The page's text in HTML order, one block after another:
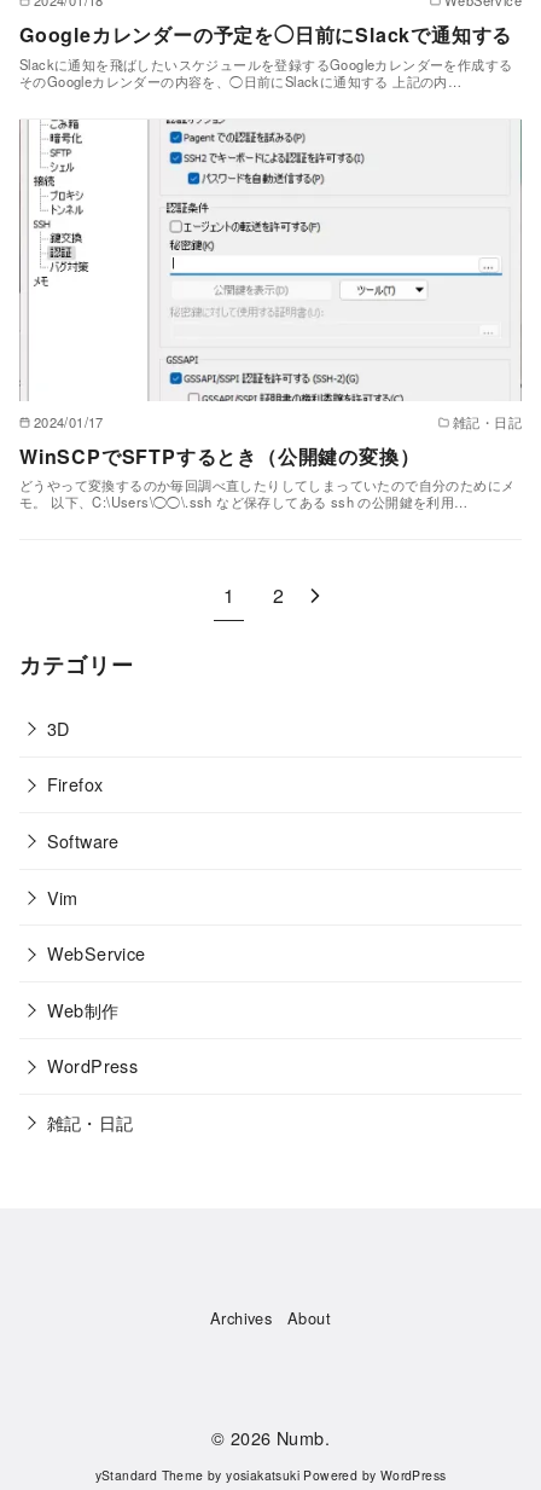
Googleカレンダーの予定を◯日前にSlackで通知する
Slackに通知を飛ばしたいスケジュールを登録するGoogleカレンダーを作成する
そのGoogleカレンダーの内容を、◯日前にSlackに通知する 上記の内…
2024/01/17 雑記・日記
WinSCPでSFTPするとき（公開鍵の変換）
どうやって変換するのか毎回調べ直したりしてしまっていたので自分のためにメ
モ。 以下、C:\Users\◯◯\.ssh など保存してある ssh の公開鍵を利用…
1 2
カテゴリー
3D
Firefox
Software
Vim
WebService
Web制作
WordPress
雑記・日記
Archives About
© 2026 Numb.
yStandard Theme byyosiakatsuki Powered by WordPress